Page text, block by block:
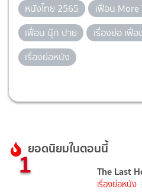
หนังไทย 2565
เฟื่อน More
เฟื่อน นุ๊ก ปาย
เรื่องย่อ เฟื่
เรื่องย่อหนัง
ยอดนิยมในตอนนี้
1 The Last
เรื่องย่อหนัง